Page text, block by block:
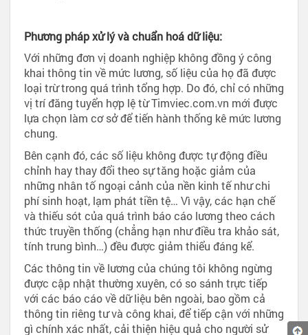
Phương pháp xử lý và chuẩn hoá dữ liệu:
Với những đơn vị doanh nghiệp không đồng ý công
khai thông tin về mức lương, số liệu của họ đã được
loại trừ trong quá trình tổng hợp. Do đó, chỉ có những
vị trí đăng tuyển hợp lệ từ Timviec.com.vn mới được
lựa chọn làm cơ sở để tiến hành thống kê mức lương
chung.
Bên cạnh đó, các số liệu không được tự động điều
chỉnh hay thay đổi theo sự tăng hoặc giảm của
những nhân tố ngoại cảnh của nền kinh tế như chi
phí sinh hoạt, lạm phát tiền tệ… Vì vậy, các hạn chế
và thiếu sót của quá trình báo cáo lương theo cách
thức truyền thống (chẳng hạn như điều tra khảo sát,
tính trung bình…) đều được giảm thiểu đáng kể.
Các thông tin về lương của chúng tôi không ngừng
được cập nhật thường xuyên, có so sánh trực tiếp
với các báo cáo về dữ liệu bên ngoài, bao gồm cả
thông tin riêng tư và công khai, để tiếp cận với những
gì chính xác nhất, cải thiện hiệu quả cho người sử